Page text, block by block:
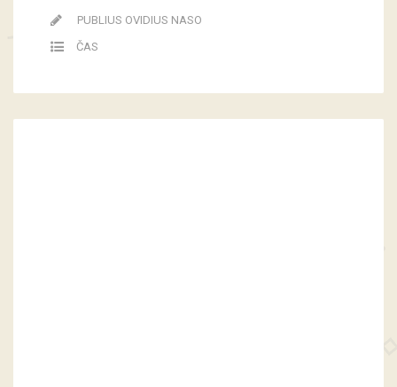
PUBLIUS OVIDIUS NASO
ČAS